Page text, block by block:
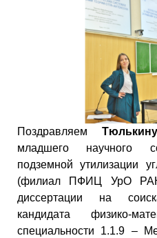
Поздравляем
младшего научного
подземной утилизации
(филиал ПФИЦ УрО
диссертации на
кандидата физико-
специальности 1.1.9 –